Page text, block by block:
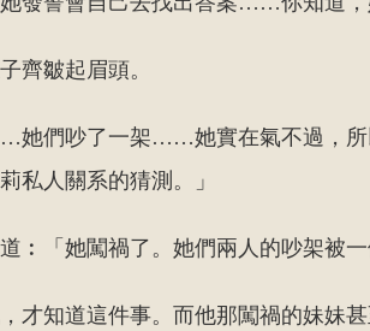
齊皺起眉頭。
們吵了一架……她實在氣不過，所
人關系的猜測。」
︰「她闖禍了。她們兩人的吵架被
才知道這件事。而他那闖禍的妹妹